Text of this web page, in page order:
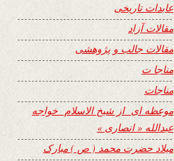
عابدات تاریخی
مقالات آزاد
مقالات جالب و پژوهشی
مناجا ت
مناجات
موعظه ای از شیخ الاسلام خواجه
عبدالله « انصاری »
میلاد حضرت محمد ( ص ) مبارک